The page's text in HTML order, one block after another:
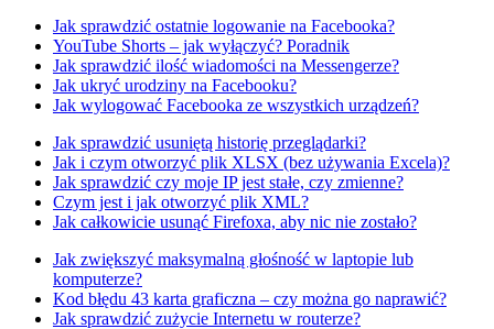
Jak sprawdzić ostatnie logowanie na Facebooka?
YouTube Shorts – jak wyłączyć? Poradnik
Jak sprawdzić ilość wiadomości na Messengerze?
Jak ukryć urodziny na Facebooku?
Jak wylogować Facebooka ze wszystkich urządzeń?
Jak sprawdzić usuniętą historię przeglądarki?
Jak i czym otworzyć plik XLSX (bez używania Excela)?
Jak sprawdzić czy moje IP jest stałe, czy zmienne?
Czym jest i jak otworzyć plik XML?
Jak całkowicie usunąć Firefoxa, aby nic nie zostało?
Jak zwiększyć maksymalną głośność w laptopie lub
komputerze?
Kod błędu 43 karta graficzna – czy można go naprawić?
Jak sprawdzić zużycie Internetu w routerze?